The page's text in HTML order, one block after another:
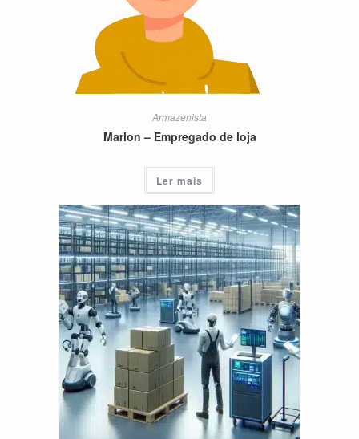
Armazenista
Marlon – Empregado de loja
Ler mais